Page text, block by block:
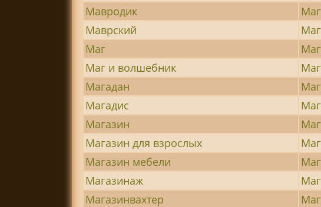
Мавродик
Маврский
Маг
Маг и волшебник
Магадан
Магадис
Магазин
Магазин для взрослых
Магазин мебели
Магазинаж
Магазинвахтер